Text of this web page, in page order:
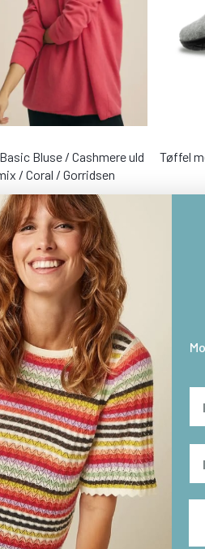
Bluse / Cashmere uld
/ Coral / Gorridsen
DKK 995,00 DKK
Læg i kurv
Tøffel
Kontakt & åbningstider Returlabel
Golden Planet